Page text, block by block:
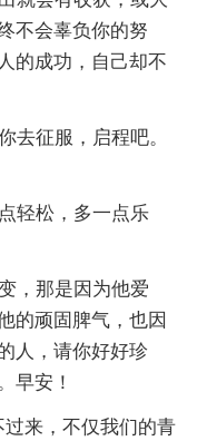
不会辜负你的努
的成功，自己却不
去征服，启程吧。
轻松，多一点乐
，那是因为他爱
的顽固脾气，也因
人，请你好好珍
早安！
来，不仅我们的青